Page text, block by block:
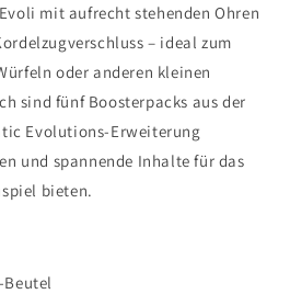
mit aufrecht stehenden Ohren
– ideal zum
oder anderen kleinen
sind fünf Boosterpacks aus der
Evolutions-Erweiterung
und spannende Inhalte für das
bieten.
Beutel